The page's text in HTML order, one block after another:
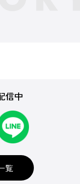
信中
覧